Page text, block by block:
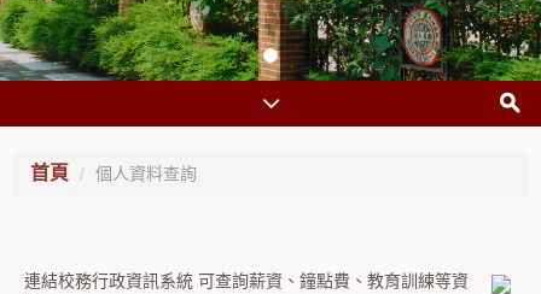
首頁 個人資料查詢
連結校務行政資訊系統 可查詢薪資、鐘點費、教育訓練等資